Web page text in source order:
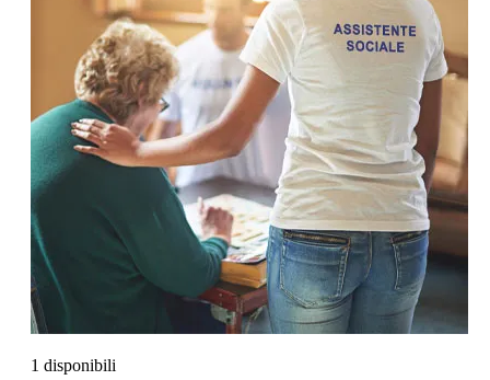
1 disponibili